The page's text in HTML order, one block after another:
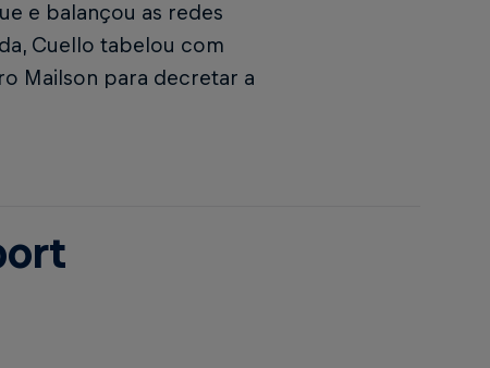
e balançou as redes
Cuello tabelou com
Mailson para decretar a
0.